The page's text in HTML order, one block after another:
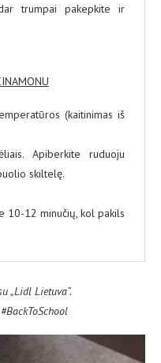
trumpai pakepkite ir
(kaitinimas iš
Apiberkite ruduoju
skiltelę.
10-12 minučių, kol pakils
„Lidl Lietuva“.